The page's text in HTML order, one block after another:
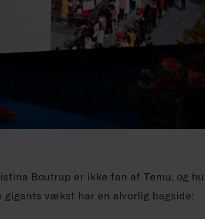
Boutrup er ikke fan af Temu, og
vækst har en alvorlig bagside: